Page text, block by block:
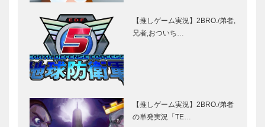
【推しゲーム実況】2BRO./弟者,
兄者,おついち…
【推しゲーム実況】2BRO./弟者
の単発実況「TE…